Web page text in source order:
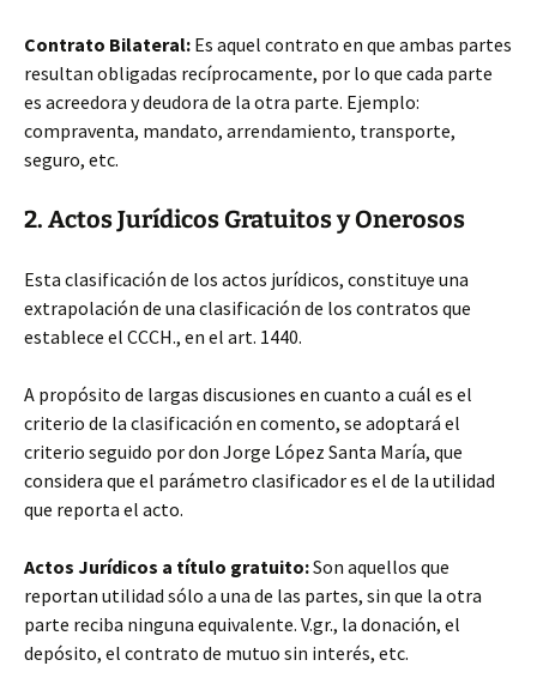
Contrato Bilateral: Es aquel contrato en que ambas partes
resultan obligadas recíprocamente, por lo que cada parte
es acreedora y deudora de la otra parte. Ejemplo:
compraventa, mandato, arrendamiento, transporte,
seguro, etc.
2. Actos Jurídicos Gratuitos y Onerosos
Esta clasificación de los actos jurídicos, constituye una
extrapolación de una clasificación de los contratos que
establece el CCCH., en el art. 1440.
A propósito de largas discusiones en cuanto a cuál es el
criterio de la clasificación en comento, se adoptará el
criterio seguido por don Jorge López Santa María, que
considera que el parámetro clasificador es el de la utilidad
que reporta el acto.
Actos Jurídicos a título gratuito:Son aquellos que
reportan utilidad sólo a una de las partes, sin que la otra
parte reciba ninguna equivalente. V.gr., la donación, el
depósito, el contrato de mutuo sin interés, etc.